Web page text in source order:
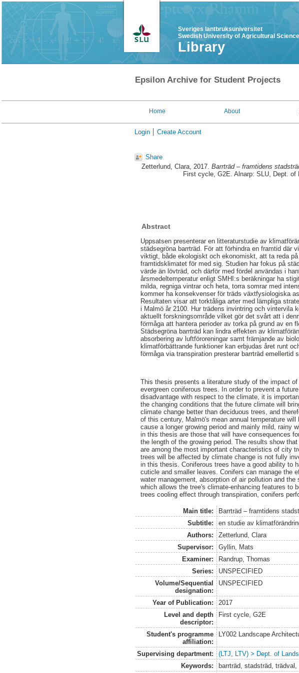
Sveriges lantbruksuniversitet
Swedish University of Agricultural
Library
Epsilon Archive for Student Projects
Home About
Login Create Account
Share
Zetterlund, Clara, 2017. Barrträd – framtidens
First cycle, G2E. Alnarp: SLU, Dept. of
Abstract
Uppsatsen presenterar en litteraturstudie av
städsegröna barrträd. För att förhindra en framtid där
viktigt, både ekologiskt och ekonomiskt, att ta reda
framtidsklimatet för med sig. Studien har fokus på
värde än lövträd, och därför med fördel användas i
årsmedeltemperatur enligt SMHI:s beräkningar ha
milda, regniga vintrar och heta, torra somrar med
kommer ha konsekvenser för träds växtfysiologiska
Resultaten visar att torktåliga arter med lämpliga
i Malmö år 2100. Hur trädens invintring och vintervila
aktuellt forskningsområde vilket gör det svårt att i
förmåga att hantera perioder av torka på grund av
Städsegröna barrträd kan lindra effekten av
absorbering av luftföroreningar samt främjande av
klimatförbättrande funktioner kan erbjudas året runt
förmåga via transpiration presterar barrträd emellertid
This thesis presents a literature study of the impact
evergreen coniferous trees. In order to prevent a
disadvantage with respect to the climate, it is
the changing conditions that the future climate will
climate change better than deciduous trees, and
of this century, Malmö's mean annual temperature
cause a longer growing period and mainly mild, rainy
in this thesis are those that will have consequences
the length of the growing period. The results show
are among the most important characteristics of city
trees will be affected by climate change is not fully
in this thesis. Coniferous trees have a good ability to
cuticle and smaller leaves. Conifers can manage the
water management, absorption of air pollution and
which allows the tree's climate-enhancing features to
trees cooling effect through transpiration, conifers
Main title:
Barrträd – framtidens
Subtitle:
en studie av
Authors:
Zetterlund, Clara
Supervisor:
Gyllin, Mats
Examiner:
Randrup, Thomas
Series:
UNSPECIFIED
Volume/Sequential
designation:
UNSPECIFIED
Year of Publication:
2017
Level and depth
descriptor:
First cycle, G2E
Student's programme
affiliation:
LY002 Landscape
Supervising department:
(LTJ, LTV) > Dept. of
Keywords:
barrträd, stadsträd,